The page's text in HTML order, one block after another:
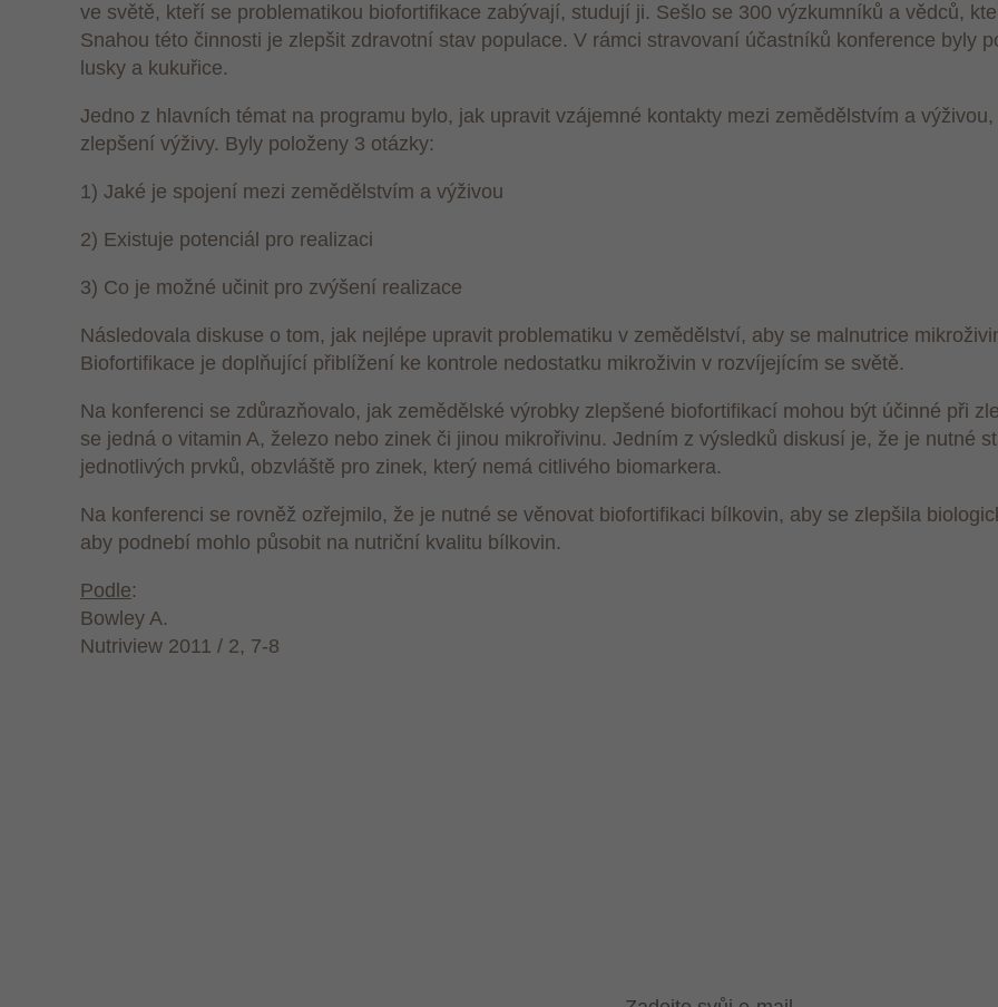
ve světě, kteří se problematikou biofortifikace zabývají, studují ji. Sešlo se 300 výzkumníků a vědců,
Snahou této činnosti je zlepšit zdravotní stav populace. V rámci stravovaní účastníků konference byly
lusky a kukuřice.
Jedno z hlavních témat na programu bylo, jak upravit vzájemné kontakty mezi zemědělstvím a
zlepšení výživy. Byly položeny 3 otázky:
1) Jaké je spojení mezi zemědělstvím a výživou
2) Existuje potenciál pro realizaci
3) Co je možné učinit pro zvýšení realizace
Následovala diskuse o tom, jak nejlépe upravit problematiku v zemědělství, aby se malnutrice
Biofortifikace je doplňující přiblížení ke kontrole nedostatku mikroživin v rozvíjejícím se světě.
Na konferenci se zdůrazňovalo, jak zemědělské výrobky zlepšené biofortifikací mohou být účinné při
se jedná o vitamin A, železo nebo zinek či jinou mikrořivinu. Jedním z výsledků diskusí je, že je nutné
jednotlivých prvků, obzvláště pro zinek, který nemá citlivého biomarkera.
Na konferenci se rovněž ozřejmilo, že je nutné se věnovat biofortifikaci bílkovin, aby se zlepšila
aby podnebí mohlo působit na nutriční kvalitu bílkovin.
Podle:
Bowley A.
Nutriview 2011 / 2, 7-8